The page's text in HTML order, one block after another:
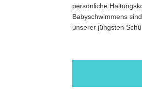
persönliche
Babyschwimmens
unserer jüngsten